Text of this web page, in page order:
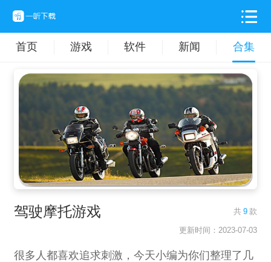
首页 游戏 软件 新闻 合集
驾驶摩托游戏 共 9 款
更新时间：2023-07-03
很多人都喜欢追求刺激，今天小编为你们整理了几